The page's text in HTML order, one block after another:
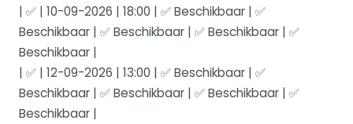
| ✅ | 10-09-2026 | 18:00 | ✅ Beschikbaar | ✅
Beschikbaar | ✅ Beschikbaar | ✅ Beschikbaar | ✅
Beschikbaar |
| ✅ | 12-09-2026 | 13:00 | ✅ Beschikbaar | ✅
Beschikbaar | ✅ Beschikbaar | ✅ Beschikbaar | ✅
Beschikbaar |